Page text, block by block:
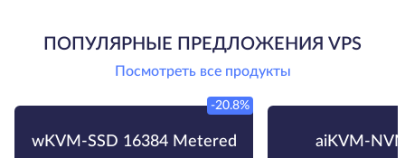
ПОПУЛЯРНЫЕ ПРЕДЛОЖЕНИЯ VPS
Посмотреть все продукты
wKVM-SSD 16384 Metered
-20.8%
aiKVM-